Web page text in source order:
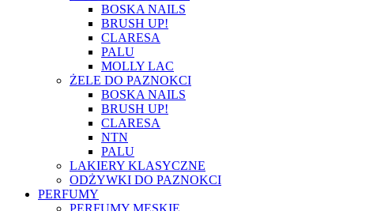
BOSKA NAILS
BRUSH UP!
CLARESA
PALU
MOLLY LAC
ŻELE DO PAZNOKCI
BOSKA NAILS
BRUSH UP!
CLARESA
NTN
PALU
LAKIERY KLASYCZNE
ODŻYWKI DO PAZNOKCI
PERFUMY
PERFUMY MĘSKIE